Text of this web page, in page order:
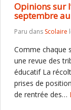
Opinions sur
septembre
Paru dans Scolaire
Comme chaque
une revue des
éducatif La
prises de
de rentrée des…